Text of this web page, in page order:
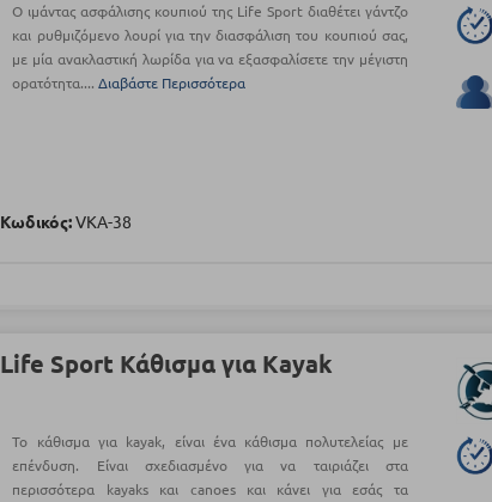
Ο ιμάντας ασφάλισης κουπιού της Life Sport διαθέτει γάντζο
και ρυθμιζόμενο λουρί για την διασφάλιση του κουπιού σας,
με μία ανακλαστική λωρίδα για να εξασφαλίσετε την μέγιστη
ορατότητα....Διαβάστε Περισσότερα
Κωδικός:VKA-38
Life Sport Κάθισμα για Kayak
Το κάθισμα για kayak, είναι ένα κάθισμα πολυτελείας με
επένδυση. Είναι σχεδιασμένο για να ταιριάζει στα
περισσότερα kayaks και canoes και κάνει για εσάς τα